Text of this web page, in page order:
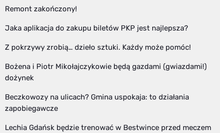
Remont zakończony!
Jaka aplikacja do zakupu biletów PKP jest najlepsza?
Z pokrzywy zrobią… dzieło sztuki. Każdy może pomóc!
Bożena i Piotr Mikołajczykowie będą gazdami (gwiazdami!)
dożynek
Beczkowozy na ulicach? Gmina uspokaja: to działania
zapobiegawcze
Lechia Gdańsk będzie trenować w Bestwince przed meczem